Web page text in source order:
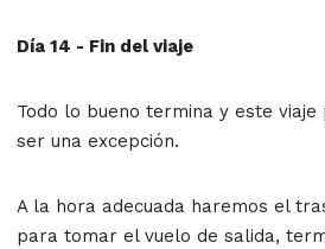
Día 14 - Fin del viaje
Todo lo bueno termina y este
ser una excepción.
A la hora adecuada haremos el
para tomar el vuelo de salida,